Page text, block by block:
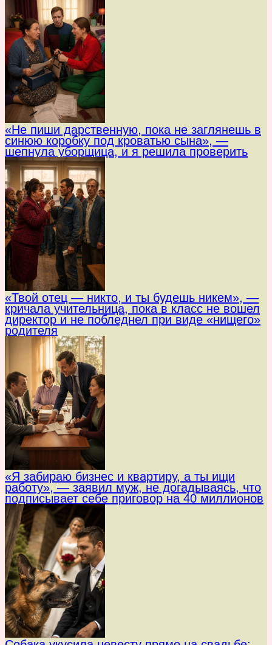
«Не пиши дарственную, пока не заглянешь в
синюю коробку под кроватью сына», —
шепнула уборщица, и я решила проверить
«Твой отец — никто, и ты будешь никем», —
кричала учительница, пока в класс не вошел
директор и не побледнел при виде «нищего»
родителя
«Я забираю бизнес и квартиру, а ты ищи
работу», — заявил муж, не догадываясь, что
подписывает себе приговор на 40 миллионов